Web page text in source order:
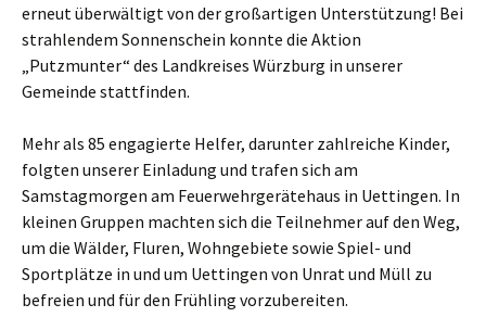
erneut überwältigt von der großartigen Unterstützung! Bei
strahlendem Sonnenschein konnte die Aktion
„Putzmunter“ des Landkreises Würzburg in unserer
Gemeinde stattfinden.
Mehr als 85 engagierte Helfer, darunter zahlreiche Kinder,
folgten unserer Einladung und trafen sich am
Samstagmorgen am Feuerwehrgerätehaus in Uettingen. In
kleinen Gruppen machten sich die Teilnehmer auf den Weg,
um die Wälder, Fluren, Wohngebiete sowie Spiel- und
Sportplätze in und um Uettingen von Unrat und Müll zu
befreien und für den Frühling vorzubereiten.